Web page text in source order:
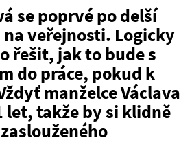
se poprvé po delší
veřejnosti. Logicky
řešit, jak to bude s
do práce, pokud k
manželce Václava
let, takže by si klidně